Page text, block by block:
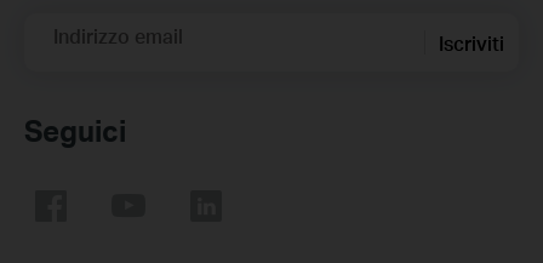
Indirizzo email Iscriviti
Seguici